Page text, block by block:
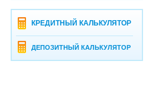
КРЕДИТНЫЙ КАЛЬКУЛЯТОР
ДЕПОЗИТНЫЙ КАЛЬКУЛЯТОР